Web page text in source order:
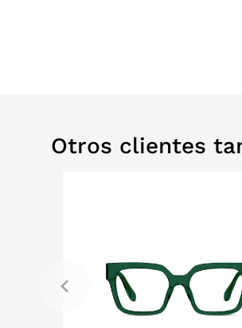
Otros clientes